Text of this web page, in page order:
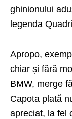
ghinionului
legenda
Apropo,
chiar și fără
BMW, merge
Capota plată
apreciat, la fel